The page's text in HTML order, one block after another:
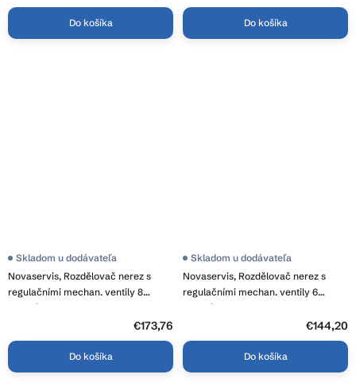
Do košíka Do košíka
Novaservis, Rozdělovač nerez s
regulačními mechan. ventily 8
okruhů, SN-ROU08S
Skladom u dodávateľa
€173,76
Do košíka
Novaservis, Rozdělovač nerez s
regulačními mechan. ventily 6
okruhů, SN-ROU06S
Skladom u dodávateľa
€144,20
Do košíka